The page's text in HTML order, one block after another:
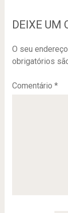
DEIXE UM
O seu
obrigatórios
Comentário *